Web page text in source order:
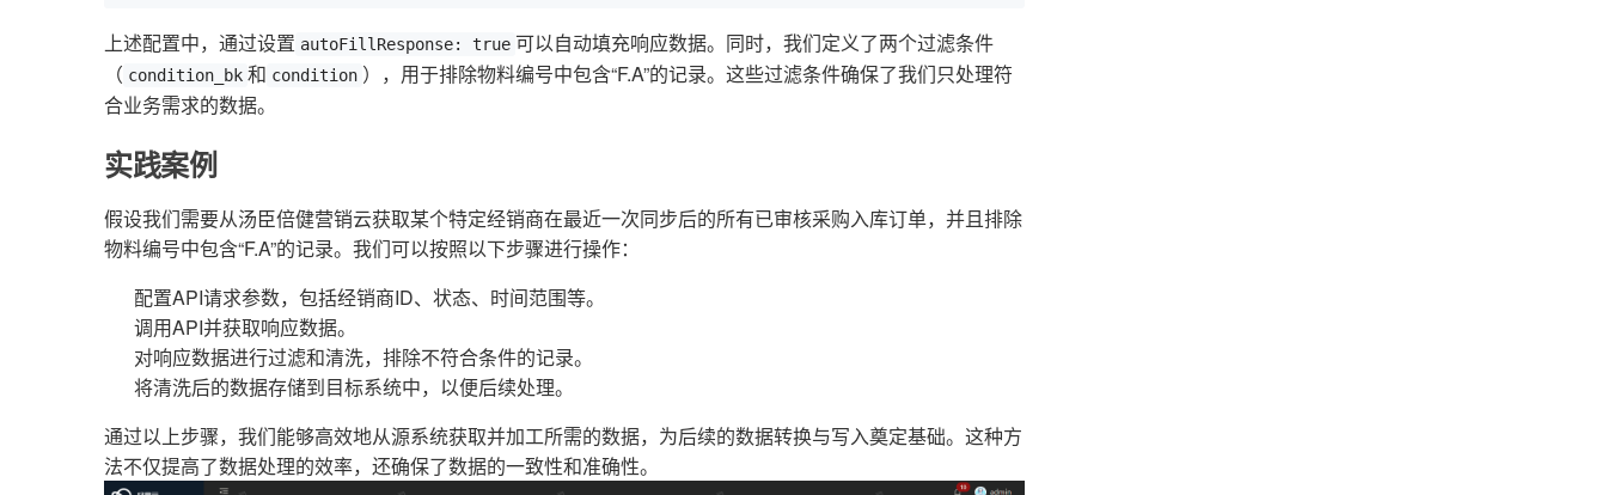
上述配置中，通过设置 autoFillResponse: true 可以自动填充响应数据。同时，我们定义了两个过滤条件
（ condition_bk 和 condition ），用于排除物料编号中包含“F.A”的记录。这些过滤条件确保了我们只处理符
合业务需求的数据。
实践案例
假设我们需要从汤臣倍健营销云获取某个特定经销商在最近一次同步后的所有已审核采购入库订单，并且排除
物料编号中包含“F.A”的记录。我们可以按照以下步骤进行操作：
配置API请求参数，包括经销商ID、状态、时间范围等。
调用API并获取响应数据。
对响应数据进行过滤和清洗，排除不符合条件的记录。
将清洗后的数据存储到目标系统中，以便后续处理。
通过以上步骤，我们能够高效地从源系统获取并加工所需的数据，为后续的数据转换与写入奠定基础。这种方
法不仅提高了数据处理的效率，还确保了数据的一致性和准确性。